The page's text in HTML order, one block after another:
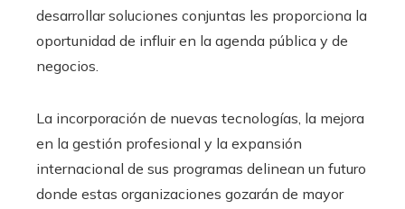
desarrollar soluciones conjuntas les proporciona la
oportunidad de influir en la agenda pública y de
negocios.
La incorporación de nuevas tecnologías, la mejora
en la gestión profesional y la expansión
internacional de sus programas delinean un futuro
donde estas organizaciones gozarán de mayor